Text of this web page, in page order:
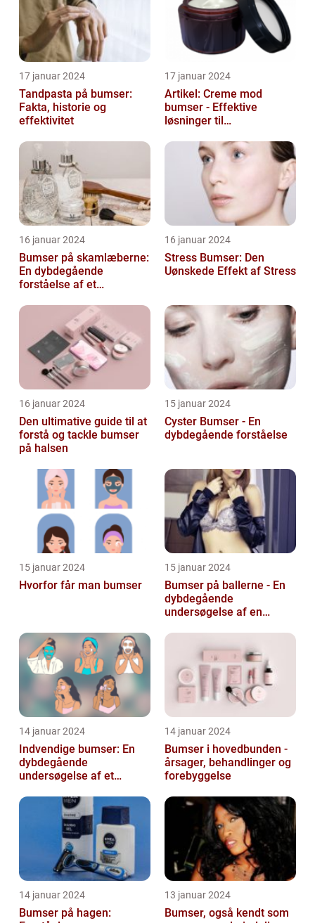
17 januar 2024
Tandpasta på bumser:
Fakta, historie og
effektivitet
17 januar 2024
Artikel: Creme mod
bumser - Effektive
løsninger til
16 januar 2024
Bumser på skamlæberne:
En dybdegående
forståelse af et
16 januar 2024
Stress Bumser: Den
Uønskede Effekt af Stress
16 januar 2024
Den ultimative guide til at
forstå og tackle bumser
på halsen
15 januar 2024
Cyster Bumser - En
dybdegående forståelse
15 januar 2024
Hvorfor får man bumser
15 januar 2024
Bumser på ballerne - En
dybdegående
undersøgelse af en
14 januar 2024
Indvendige bumser: En
dybdegående
undersøgelse af et
frustrerende
skønhedsproblem
14 januar 2024
Bumser i hovedbunden -
årsager, behandlinger og
forebyggelse
14 januar 2024
Bumser på hagen:
13 januar 2024
Bumser, også kendt som